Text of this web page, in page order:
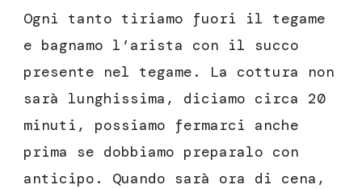
Ogni tanto tiriamo fuori il tegame
e bagnamo l’arista con il succo
presente nel tegame. La cottura non
sarà lunghissima, diciamo circa 20
minuti, possiamo fermarci anche
prima se dobbiamo preparalo con
anticipo. Quando sarà ora di cena,